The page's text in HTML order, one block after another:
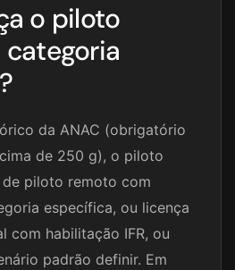
o piloto
da ANAC (obrigatório
de 250 g), o piloto
piloto remoto com
específica, ou licença
com habilitação IFR, ou
padrão definir. Em